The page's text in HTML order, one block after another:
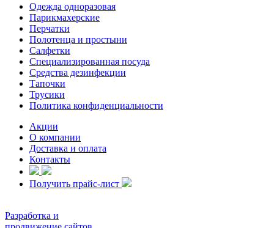
Одежда одноразовая
Парикмахерские
Перчатки
Полотенца и простыни
Салфетки
Специализированная посуда
Средства дезинфекции
Тапочки
Трусики
Политика конфиденциальности
Акции
О компании
Доставка и оплата
Контакты
Получить прайс-лист
Разработка и